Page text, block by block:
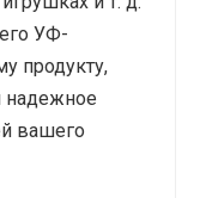
УФ-
продукту,
надежное
вашего